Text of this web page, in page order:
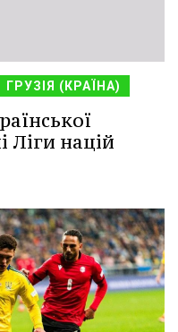
ГРУЗІЯ (КРАЇНА)
Ліги націй